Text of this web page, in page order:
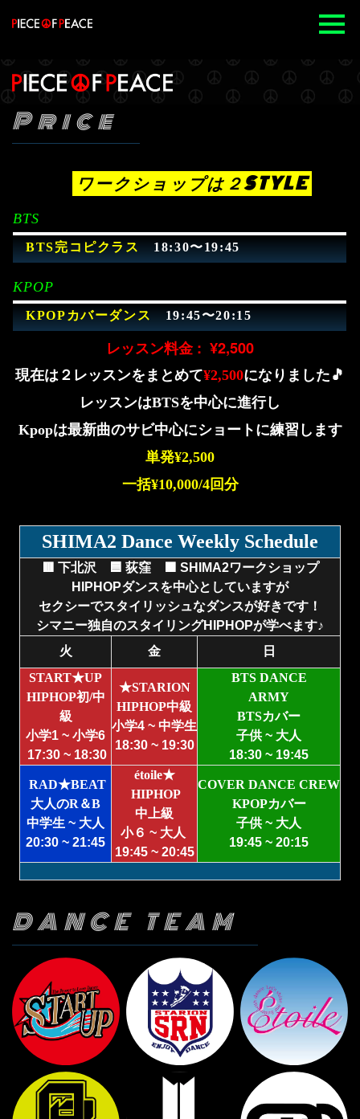
Price
ワークショップは２STYLE
BTS
BTS完コピクラス 18:30〜19:45
KPOP
KPOPカバーダンス 19:45〜20:15
レッスン料金 : ¥2,500
現在は２レッスンをまとめて¥2,500になりました🎵
レッスンはBTSを中心に進行し
Kpopは最新曲のサビ中心にショートに練習します
単発¥2,500
一括¥10,000/4回分
SHIMA2 Dance Weekly Schedule
🟥 下北沢 🟦 荻窪 🟩 SHIMA2ワークショップ
HIPHOPダンスを中心としていますが
セクシーでスタイリッシュなダンスが好きです！
シマニー独自のスタイリングHIPHOPが学べます♪
火
金
日
START★UP
HIPHOP初/中
級
小学1 ~ 小学6
17:30 ~ 18:30
★STARION
HIPHOP中級
小学4 ~ 中学生
18:30 ~ 19:30
BTS DANCE
ARMY
BTSカバー
子供 ~ 大人
18:30 ~ 19:45
RAD★BEAT
大人のR＆B
中学生 ~ 大人
20:30 ~ 21:45
étoile★
HIPHOP
中上級
小６ ~ 大人
19:45 ~ 20:45
COVER DANCE CREW
KPOPカバー
子供 ~ 大人
19:45 ~ 20:15
DANCE TEAM